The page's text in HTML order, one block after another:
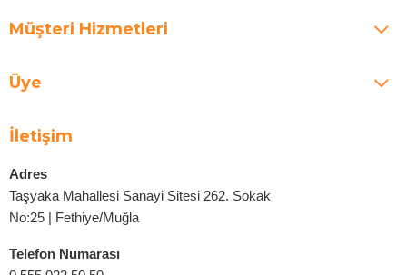
Müşteri Hizmetleri
Üye
İletişim
Adres
Taşyaka Mahallesi Sanayi Sitesi 262. Sokak
No:25 | Fethiye/Muğla
Telefon Numarası